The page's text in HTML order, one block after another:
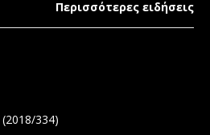
Περισσότερες ειδήσεις
334)